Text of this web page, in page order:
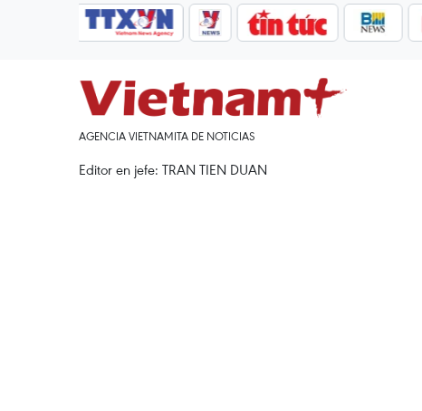
AGENCIA VIETNAMITA DE NOTICIAS
Editor en jefe: TRAN TIEN DUAN